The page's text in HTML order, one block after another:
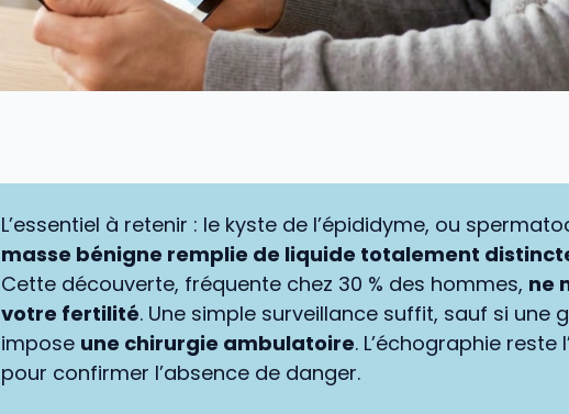
L’essentiel à retenir : le kyste de l’épididyme, ou
masse bénigne remplie de liquide totalement
Cette découverte, fréquente chez 30 % des hommes, ne
votre fertilité. Une simple surveillance suffit, sauf si une
impose une chirurgie ambulatoire. L’échographie reste
pour confirmer l’absence de danger.